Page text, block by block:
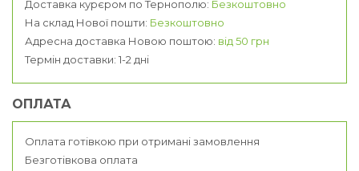
Доставка курєром по Тернополю: Безкоштовно
На склад Нової пошти: Безкоштовно
Адресна доставка Новою поштою: від 50 грн
Термін доставки: 1-2 дні
ОПЛАТА
Оплата готівкою при отримані замовлення
Безготівкова оплата